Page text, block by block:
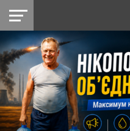
НІКОПОЛЬ
РАЙОН
СІЧЕСЛАВСЬКА
УКРАЇНА
РЕТРО
НІКОПОЛЬ
ЛАЙТ
УКРАЇНА
ДОПОМОГА
РАДІО